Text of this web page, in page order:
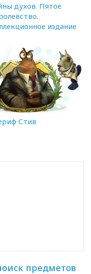
духов. Пятое
издание
Стив
предметов